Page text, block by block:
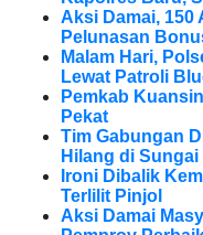
Aksi Damai, 150
Pelunasan
Malam Hari,
Lewat Patroli
Pemkab
Pekat
Tim Gabungan
Hilang di Sungai
Ironi Dibalik
Terlilit Pinjol
Aksi Damai